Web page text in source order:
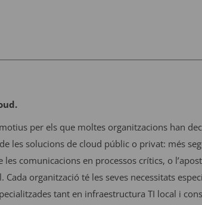
per els que moltes organitzacions han
les solucions de cloud públic o privat: més
les comunicacions en processos crítics, o
Cada organització té les seves necessitats
tant en infraestructura TI local i